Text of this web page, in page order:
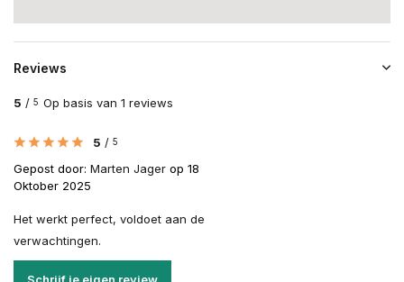
Reviews
5 / 5 Op basis van 1 reviews
5 / 5
Gepost door: Marten Jager op 18
Oktober 2025
Het werkt perfect, voldoet aan de
verwachtingen.